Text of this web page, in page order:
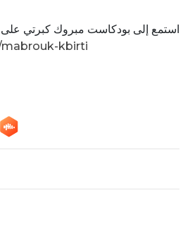
استمع إلى بودكاست مبروك كبرتي على
kbirti